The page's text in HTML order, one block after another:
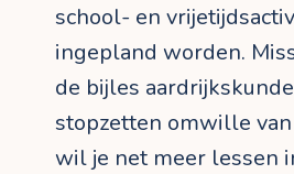
school- en
ingepland worden.
de bijles
stopzetten omwille
wil je net meer lessen